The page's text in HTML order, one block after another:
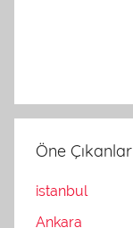
Öne Çıkanlar
istanbul
Ankara